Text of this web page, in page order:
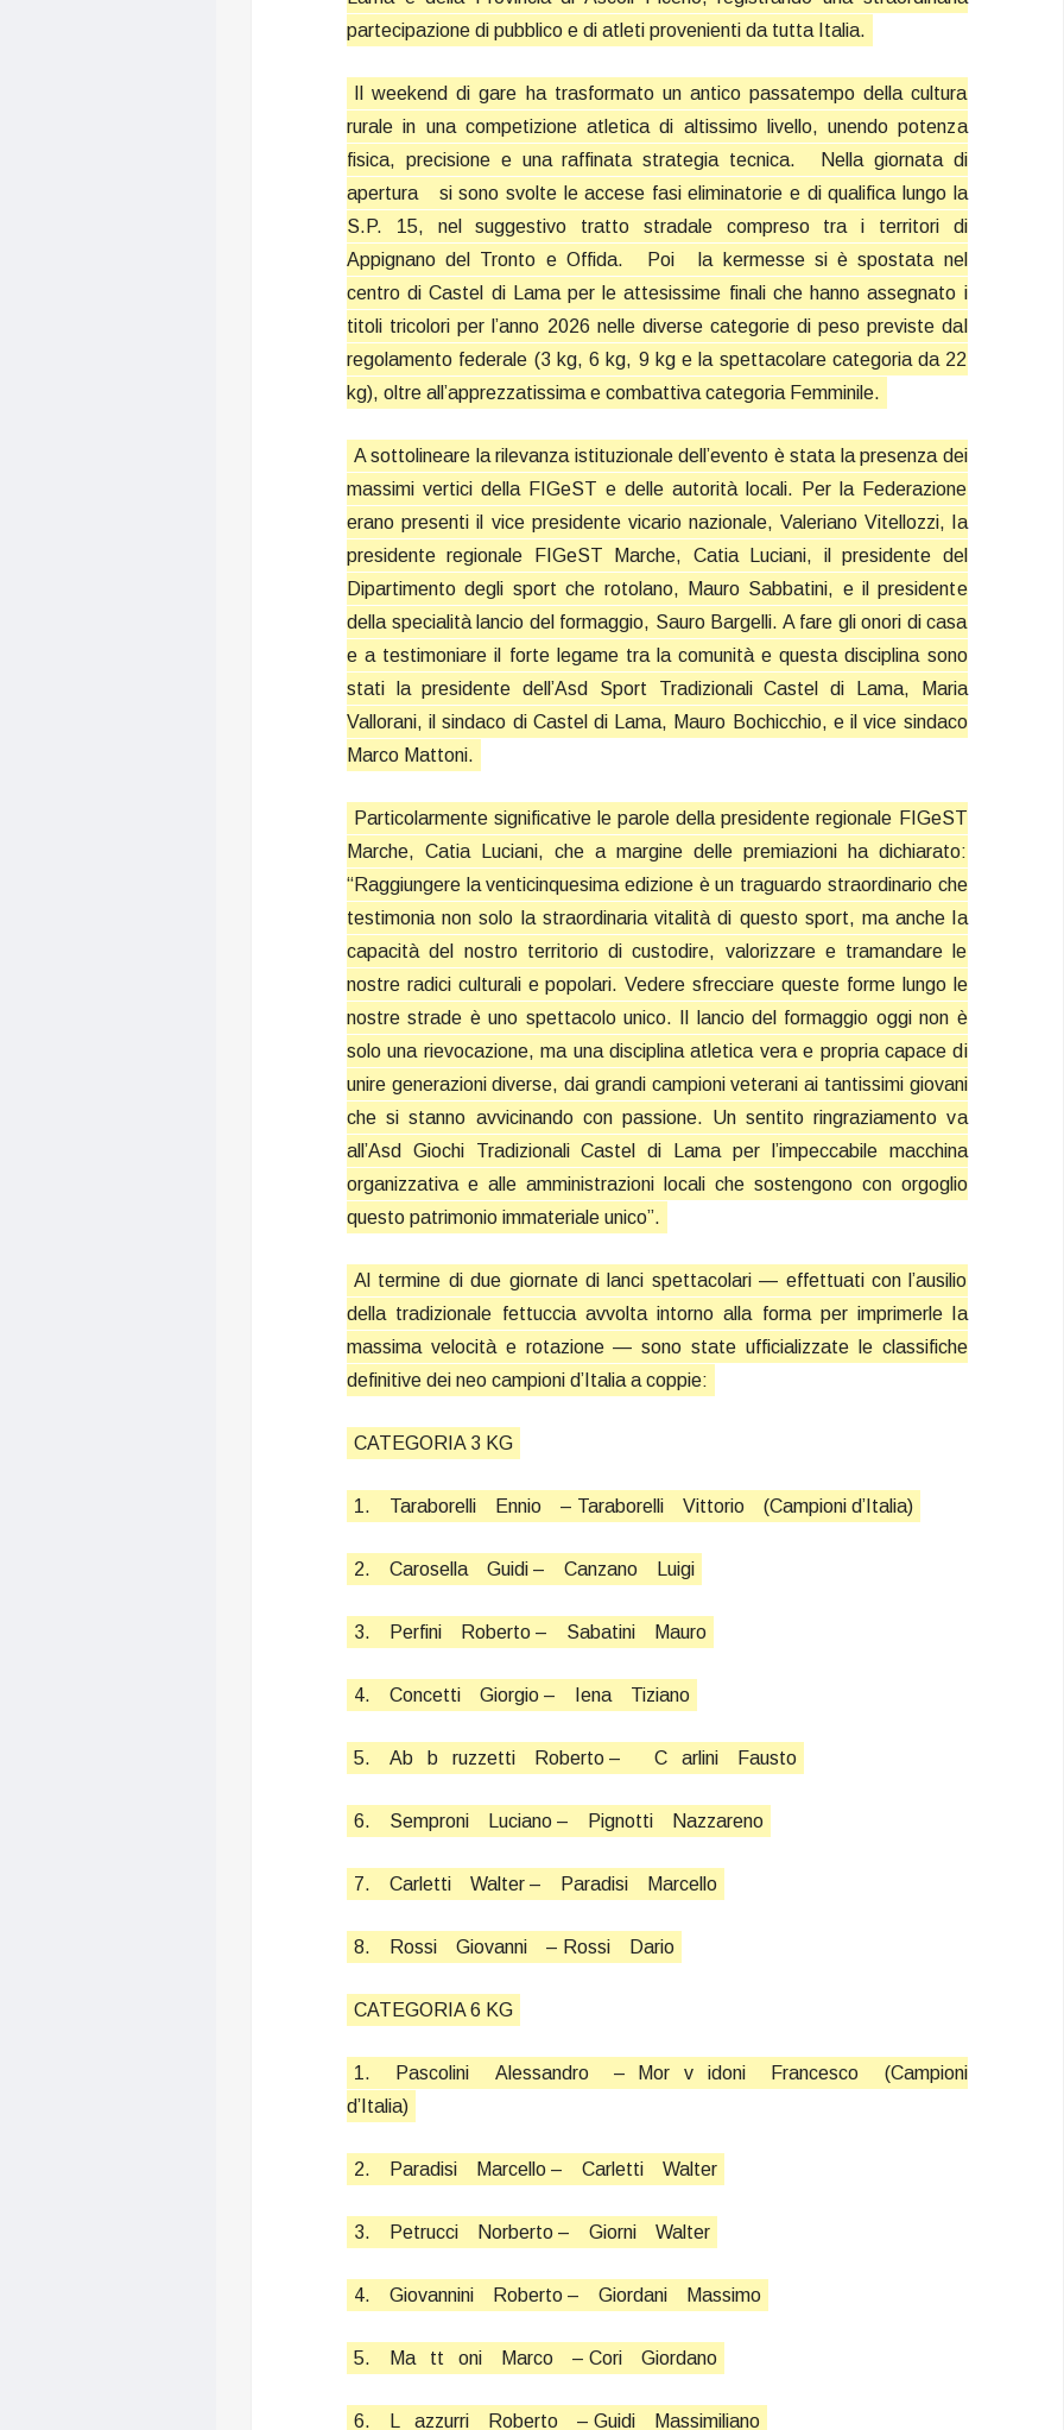
partecipazione di pubblico e di atleti provenienti da tutta Italia.
Il weekend di gare ha trasformato un antico passatempo della cultura
rurale in una competizione atletica di altissimo livello, unendo potenza
fisica, precisione e una raffinata strategia tecnica.
Nella giornata di
apertura
si sono svolte le accese fasi eliminatorie e di qualifica lungo la
S.P. 15, nel suggestivo tratto stradale compreso tra i territori di
Appignano del Tronto e Offida.
Poi
la kermesse si è spostata nel
centro di Castel di Lama per le attesissime finali che hanno assegnato i
titoli tricolori per l’anno 2026 nelle diverse categorie di peso previste dal
regolamento federale (3 kg, 6 kg, 9 kg e la spettacolare categoria da 22
kg), oltre all’apprezzatissima e combattiva categoria Femminile.
A sottolineare la rilevanza istituzionale dell’evento è stata la presenza dei
massimi vertici della FIGeST e delle autorità locali. Per la Federazione
erano presenti il vice presidente vicario nazionale, Valeriano Vitellozzi, la
presidente regionale FIGeST Marche, Catia Luciani, il presidente del
Dipartimento degli sport che rotolano, Mauro Sabbatini, e il presidente
della specialità lancio del formaggio, Sauro Bargelli. A fare gli onori di casa
e a testimoniare il forte legame tra la comunità e questa disciplina sono
stati la presidente dell’Asd Sport Tradizionali Castel di Lama, Maria
Vallorani, il sindaco di Castel di Lama, Mauro Bochicchio, e il vice sindaco
Marco Mattoni.
Particolarmente significative le parole della presidente regionale FIGeST
Marche, Catia Luciani, che a margine delle premiazioni ha dichiarato:
“Raggiungere la venticinquesima edizione è un traguardo straordinario che
testimonia non solo la straordinaria vitalità di questo sport, ma anche la
capacità del nostro territorio di custodire, valorizzare e tramandare le
nostre radici culturali e popolari. Vedere sfrecciare queste forme lungo le
nostre strade è uno spettacolo unico. Il lancio del formaggio oggi non è
solo una rievocazione, ma una disciplina atletica vera e propria capace di
unire generazioni diverse, dai grandi campioni veterani ai tantissimi giovani
che si stanno avvicinando con passione. Un sentito ringraziamento va
all’Asd Giochi Tradizionali Castel di Lama per l’impeccabile macchina
organizzativa e alle amministrazioni locali che sostengono con orgoglio
questo patrimonio immateriale unico”.
Al termine di due giornate di lanci spettacolari — effettuati con l’ausilio
della tradizionale fettuccia avvolta intorno alla forma per imprimerle la
massima velocità e rotazione — sono state ufficializzate le classifiche
definitive dei neo campioni d’Italia a coppie:
CATEGORIA 3 KG
1. Taraborelli Ennio – Taraborelli Vittorio (Campioni d’Italia)
2. Carosella Guidi – Canzano Luigi
3. Perfini Roberto – Sabatini Mauro
4. Concetti Giorgio – Iena Tiziano
5. Ab b ruzzetti Roberto – C arlini Fausto
6. Semproni Luciano – Pignotti Nazzareno
7. Carletti Walter – Paradisi Marcello
8. Rossi Giovanni – Rossi Dario
CATEGORIA 6 KG
1. Pascolini Alessandro – Mor v idoni Francesco
(Campioni
d’Italia)
2. Paradisi Marcello – Carletti Walter
3. Petrucci Norberto – Giorni Walter
4. Giovannini Roberto – Giordani Massimo
5. Ma tt oni Marco – Cori Giordano
6. azzurri Roberto – Guidi Massimiliano